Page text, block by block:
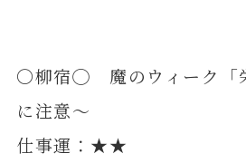
〇柳宿◯ 魔のウィーク「
に注意～
仕事運：★★